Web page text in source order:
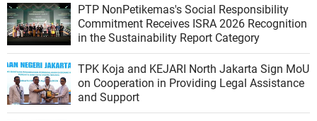
PTP NonPetikemas's Social Responsibility
Commitment Receives ISRA 2026 Recognition
in the Sustainability Report Category
TPK Koja and KEJARI North Jakarta Sign MoU
on Cooperation in Providing Legal Assistance
and Support